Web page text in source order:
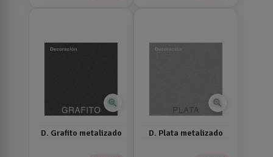
zoom_in
D. Grafito metalizado
zoom_in
D. Plata metalizado